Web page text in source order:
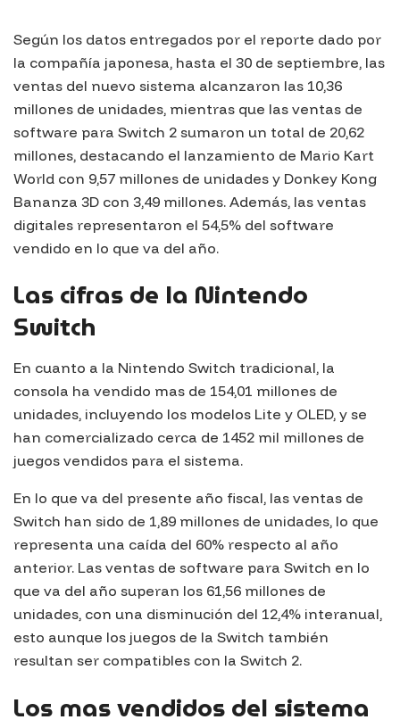
Según los datos entregados por el reporte dado por
la compañía japonesa, hasta el 30 de septiembre, las
ventas del nuevo sistema alcanzaron las 10,36
millones de unidades, mientras que las ventas de
software para Switch 2 sumaron un total de 20,62
millones, destacando el lanzamiento de Mario Kart
World con 9,57 millones de unidades y Donkey Kong
Bananza 3D con 3,49 millones. Además, las ventas
digitales representaron el 54,5% del software
vendido en lo que va del año.
Las cifras de la Nintendo
Switch
En cuanto a la Nintendo Switch tradicional, la
consola ha vendido mas de 154,01 millones de
unidades, incluyendo los modelos Lite y OLED, y se
han comercializado cerca de 1452 mil millones de
juegos vendidos para el sistema.
En lo que va del presente año fiscal, las ventas de
Switch han sido de 1,89 millones de unidades, lo que
representa una caída del 60% respecto al año
anterior. Las ventas de software para Switch en lo
que va del año superan los 61,56 millones de
unidades, con una disminución del 12,4% interanual,
esto aunque los juegos de la Switch también
resultan ser compatibles con la Switch 2.
Los mas vendidos del sistema